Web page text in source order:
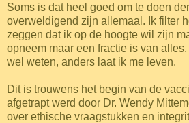
Soms is dat heel goed om te doen
overweldigend zijn allemaal. Ik filter
zeggen dat ik op de hoogte wil zijn
opneem maar een fractie is van
wel weten, anders laat ik me leven.
Dit is trouwens het begin van de
afgetrapt werd door Dr. Wendy
over ethische vraagstukken en